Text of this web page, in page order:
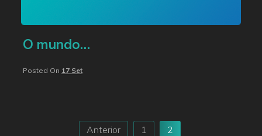
O mundo…
Posted On 17 Set
Anterior 1 2